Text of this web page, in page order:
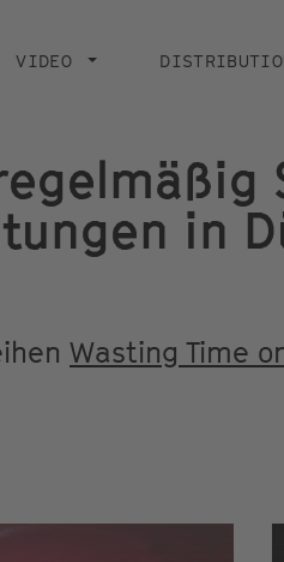
PAGE
VIDEO
in
Wasting Time